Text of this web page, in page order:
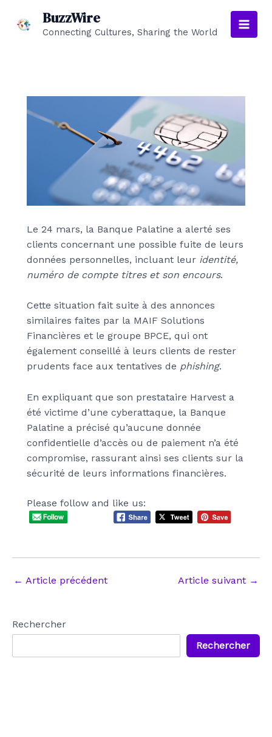
BuzzWire
Connecting Cultures, Sharing the World
Main
Le 24 mars, la Banque Palatine a alerté ses
clients concernant une possible fuite de leurs
données personnelles, incluant leur identité,
numéro de compte titres et son encours.
Cette situation fait suite à des annonces
similaires faites par la MAIF Solutions
Financières et le groupe BPCE, qui ont
également conseillé à leurs clients de rester
prudents face aux tentatives de phishing.
En expliquant que son prestataire Harvest a
été victime d’une cyberattaque, la Banque
Palatine a précisé qu’aucune donnée
confidentielle d’accès ou de paiement n’a été
compromise, rassurant ainsi ses clients sur la
sécurité de leurs informations financières.
Please follow and like us:
Navigation
← Article précédent Article suivant →
Rechercher
Rechercher